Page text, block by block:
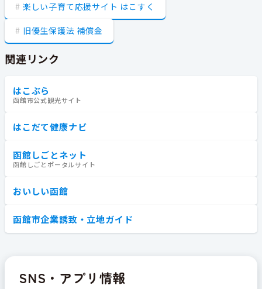
楽しい子育て応援サイト はこすく
旧優生保護法 補償金
関連リンク
はこぶら
函館市公式観光サイト
はこだて健康ナビ
函館しごとネット
函館しごとポータルサイト
おいしい函館
函館市企業誘致・立地ガイド
SNS・アプリ情報